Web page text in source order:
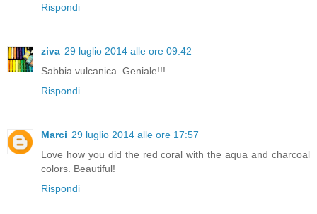
Rispondi
ziva 29 luglio 2014 alle ore 09:42
Sabbia vulcanica. Geniale!!!
Rispondi
Marci 29 luglio 2014 alle ore 17:57
Love how you did the red coral with the aqua and charcoal
colors. Beautiful!
Rispondi